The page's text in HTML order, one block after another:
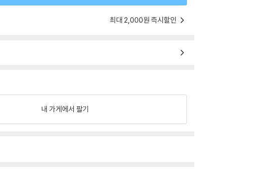
최대 2,000원 즉시할인
내 가게에서 팔기